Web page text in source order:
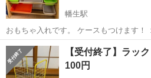
幡生駅
おもちゃ入れです。 ケースもつけます！
す。引越しの為10月29日の引き取り限定
お願い致します
山口 下関市 幡生駅 収納家具
【受付終了】ラック
100円